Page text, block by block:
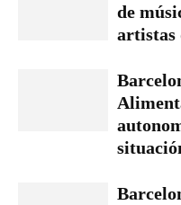
de
artistas